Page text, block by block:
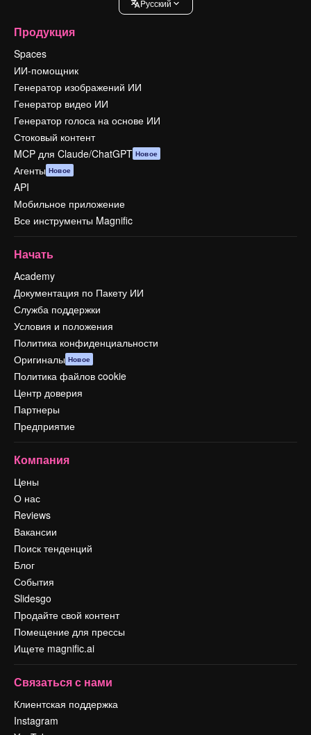
Pусский
Продукция
Spaces
ИИ-помощник
Генератор изображений ИИ
Генератор видео ИИ
Генератор голоса на основе ИИ
Стоковый контент
MCP для Claude/ChatGPT Новое
Агенты Новое
API
Мобильное приложение
Все инструменты Magnific
Начать
Academy
Документация по Пакету ИИ
Служба поддержки
Условия и положения
Политика конфиденциальности
Оригиналы Новое
Политика файлов cookie
Центр доверия
Партнеры
Предприятие
Компания
Цены
О нас
Reviews
Вакансии
Поиск тенденций
Блог
События
Slidesgo
Продайте свой контент
Помещение для прессы
Ищете magnific.ai
Связаться с нами
Клиентская поддержка
Instagram